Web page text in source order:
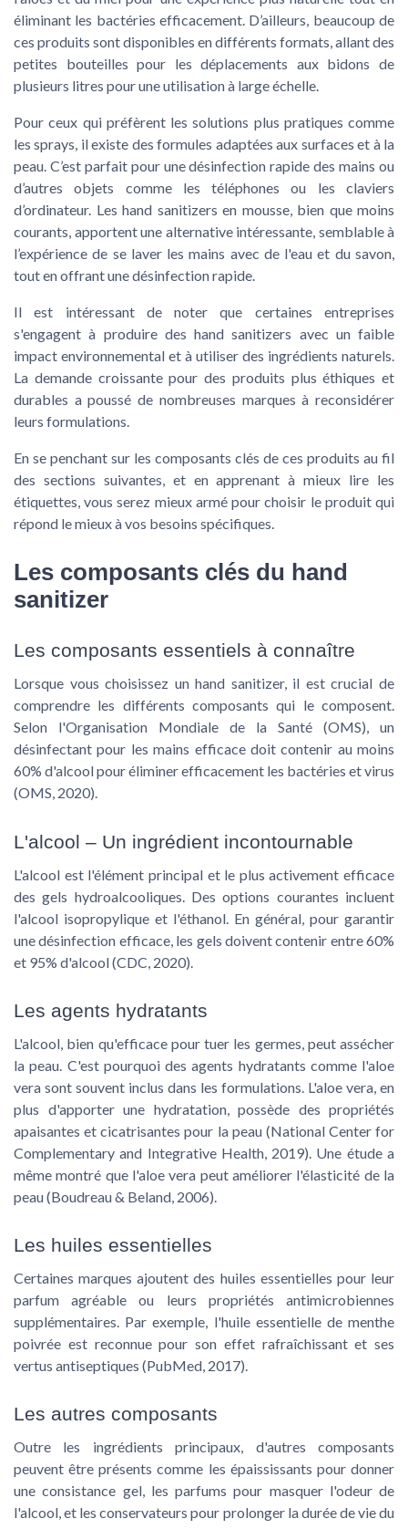
éliminant les bactéries efficacement. D’ailleurs, beaucoup de
ces produits sont disponibles en différents formats, allant des
petites bouteilles pour les déplacements aux bidons de
plusieurs litres pour une utilisation à large échelle.
Pour ceux qui préfèrent les solutions plus pratiques comme
les sprays, il existe des formules adaptées aux surfaces et à la
peau. C’est parfait pour une désinfection rapide des mains ou
d’autres objets comme les téléphones ou les claviers
d’ordinateur. Les hand sanitizers en mousse, bien que moins
courants, apportent une alternative intéressante, semblable à
l’expérience de se laver les mains avec de l'eau et du savon,
tout en offrant une désinfection rapide.
Il est intéressant de noter que certaines entreprises
s'engagent à produire des hand sanitizers avec un faible
impact environnemental et à utiliser des ingrédients naturels.
La demande croissante pour des produits plus éthiques et
durables a poussé de nombreuses marques à reconsidérer
leurs formulations.
En se penchant sur les composants clés de ces produits au fil
des sections suivantes, et en apprenant à mieux lire les
étiquettes, vous serez mieux armé pour choisir le produit qui
répond le mieux à vos besoins spécifiques.
Les composants clés du hand
sanitizer
Les composants essentiels à connaître
Lorsque vous choisissez un hand sanitizer, il est crucial de
comprendre les différents composants qui le composent.
Selon l'Organisation Mondiale de la Santé (OMS), un
désinfectant pour les mains efficace doit contenir au moins
60% d'alcool pour éliminer efficacement les bactéries et virus
(OMS, 2020).
L'alcool – Un ingrédient incontournable
L'alcool est l'élément principal et le plus activement efficace
des gels hydroalcooliques. Des options courantes incluent
l'alcool isopropylique et l'éthanol. En général, pour garantir
une désinfection efficace, les gels doivent contenir entre 60%
et 95% d'alcool (CDC, 2020).
Les agents hydratants
L'alcool, bien qu'efficace pour tuer les germes, peut assécher
la peau. C'est pourquoi des agents hydratants comme l'aloe
vera sont souvent inclus dans les formulations. L'aloe vera, en
plus d'apporter une hydratation, possède des propriétés
apaisantes et cicatrisantes pour la peau (National Center for
Complementary and Integrative Health, 2019). Une étude a
même montré que l'aloe vera peut améliorer l'élasticité de la
peau (Boudreau & Beland, 2006).
Les huiles essentielles
Certaines marques ajoutent des huiles essentielles pour leur
parfum agréable ou leurs propriétés antimicrobiennes
supplémentaires. Par exemple, l'huile essentielle de menthe
poivrée est reconnue pour son effet rafraîchissant et ses
vertus antiseptiques (PubMed, 2017).
Les autres composants
Outre les ingrédients principaux, d'autres composants
peuvent être présents comme les épaississants pour donner
une consistance gel, les parfums pour masquer l'odeur de
l'alcool, et les conservateurs pour prolonger la durée de vie du